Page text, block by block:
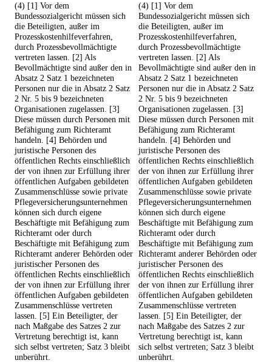
(4) [1] Vor dem
Bundessozialgericht müssen sich
die Beteiligten, außer im
Prozesskostenhilfeverfahren,
durch Prozessbevollmächtigte
vertreten lassen. [2] Als
Bevollmächtigte sind außer den in
Absatz 2 Satz 1 bezeichneten
Personen nur die in Absatz 2 Satz
2 Nr. 5 bis 9 bezeichneten
Organisationen zugelassen. [3]
Diese müssen durch Personen mit
Befähigung zum Richteramt
handeln. [4] Behörden und
juristische Personen des
öffentlichen Rechts einschließlich
der von ihnen zur Erfüllung ihrer
öffentlichen Aufgaben gebildeten
Zusammenschlüsse sowie private
Pflegeversicherungsunternehmen
können sich durch eigene
Beschäftigte mit Befähigung zum
Richteramt oder durch
Beschäftigte mit Befähigung zum
Richteramt anderer Behörden oder
juristischer Personen des
öffentlichen Rechts einschließlich
der von ihnen zur Erfüllung ihrer
öffentlichen Aufgaben gebildeten
Zusammenschlüsse vertreten
lassen. [5] Ein Beteiligter, der
nach Maßgabe des Satzes 2 zur
Vertretung berechtigt ist, kann
sich selbst vertreten; Satz 3 bleibt
unberührt.
(4) [1] Vor dem
Bundessozialgericht müssen sich
die Beteiligten, außer im
Prozesskostenhilfeverfahren,
durch Prozessbevollmächtigte
vertreten lassen. [2] Als
Bevollmächtigte sind außer den in
Absatz 2 Satz 1 bezeichneten
Personen nur die in Absatz 2 Satz
2 Nr. 5 bis 9 bezeichneten
Organisationen zugelassen. [3]
Diese müssen durch Personen mit
Befähigung zum Richteramt
handeln. [4] Behörden und
juristische Personen des
öffentlichen Rechts einschließlich
der von ihnen zur Erfüllung ihrer
öffentlichen Aufgaben gebildeten
Zusammenschlüsse sowie private
Pflegeversicherungsunternehmen
können sich durch eigene
Beschäftigte mit Befähigung zum
Richteramt oder durch
Beschäftigte mit Befähigung zum
Richteramt anderer Behörden oder
juristischer Personen des
öffentlichen Rechts einschließlich
der von ihnen zur Erfüllung ihrer
öffentlichen Aufgaben gebildeten
Zusammenschlüsse vertreten
lassen. [5] Ein Beteiligter, der
nach Maßgabe des Satzes 2 zur
Vertretung berechtigt ist, kann
sich selbst vertreten; Satz 3 bleibt
unberührt.